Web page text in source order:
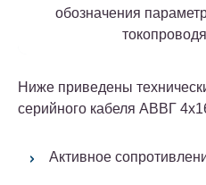
обозначения
Ниже приведены
серийного кабеля АВВГ
Активное